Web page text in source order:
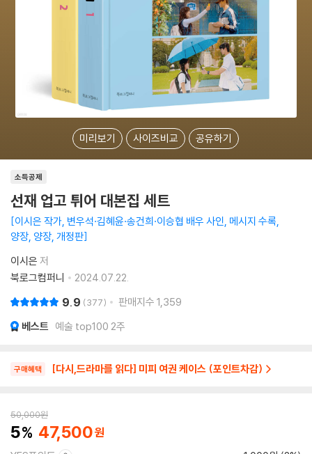
미리보기 사이즈비교 공유하기
소득공제
선재 업고 튀어 대본집 세트
이시은 작가, 변우석·김혜윤·송건희·이승협 배우 사인, 메시지 수록,
양장, 양장, 개정판
이시은 저
북로그컴퍼니
2024.07.22.
9.9 377 판매지수 1,359
베스트 예술 top100 2주
구매혜택 [다시,드라마를 읽다] 미피 여권 케이스 (포인트차감)
50,000원
5 47,500